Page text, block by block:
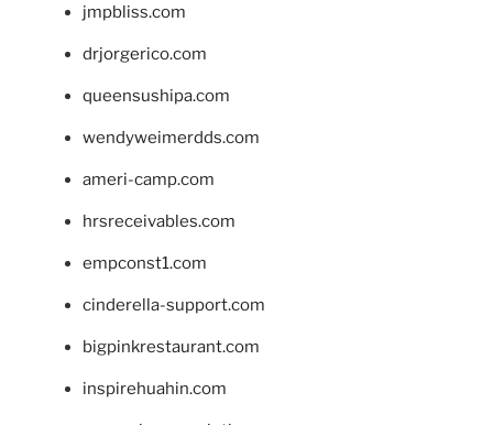
jmpbliss.com
drjorgerico.com
queensushipa.com
wendyweimerdds.com
ameri-camp.com
hrsreceivables.com
empconst1.com
cinderella-support.com
bigpinkrestaurant.com
inspirehuahin.com